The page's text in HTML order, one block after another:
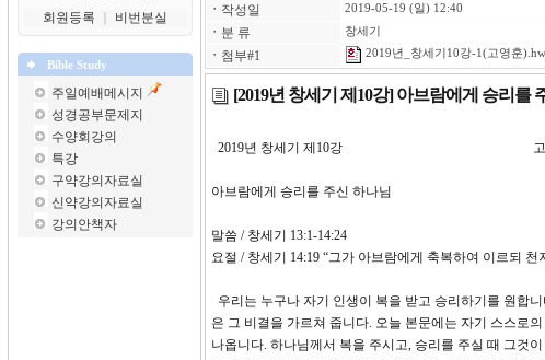
회원등록
비번분실
Bible Study
주일예배메시지
성경공부문제지
수양회강의
특강
구약강의자료실
신약강의자료실
강의안책자
ㆍ 작성일 2019-05-19 (일) 12:40
ㆍ 분 류 창세기
ㆍ 첨부#1 2019년_창세기10강-1(고영훈
[2019년 창세기 제10강] 아브람에게 승리를
2019년 창세기 제10강 고
아브람에게 승리를 주신 하나님
말씀 / 창세기 13:1-14:24
요절 / 창세기 14:19 “그가 아브람에게 축복하여 이르되
우리는 누구나 자기 인생이 복을 받고 승리하기를 원합
은 그 비결을 가르쳐 줍니다. 오늘 본문에는 자기 스스로
나옵니다. 하나님께서 복을 주시고, 승리를 주실 때 그것